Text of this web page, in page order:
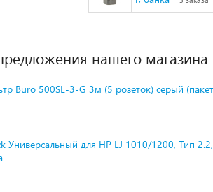
нашего магазина
Buro 500SL-3-G 3м (5 розеток) серый
Универсальный для HP LJ 1010/1200, Тип